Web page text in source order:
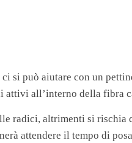
si può aiutare con un
attivi all’interno della fibra
radici, altrimenti si rischia
attendere il tempo di